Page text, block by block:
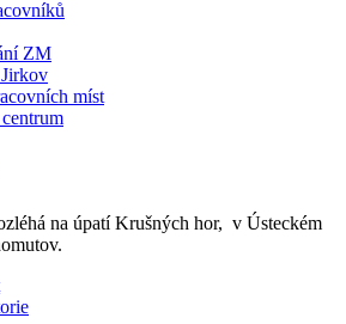
ZM
míst
na úpatí Krušných hor, v Ústeckém